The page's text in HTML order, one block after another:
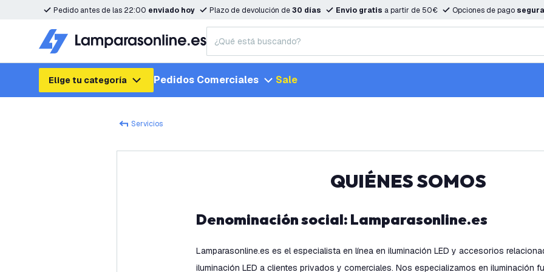
Pedido antes de las 22:00 enviado hoy Plazo de devolución de30 días Envio gratis a partir de 50€ Opciones de pago
Elige tu categoría Pedidos Comerciales Sale
Servicios
QUIÉNES SOMOS
Denominación social: Lamparasonline.es
Lamparasonline.es es el especialista en línea en iluminación LED y accesorios
iluminación LED a clientes privados y comerciales. Nos especializamos en iluminación